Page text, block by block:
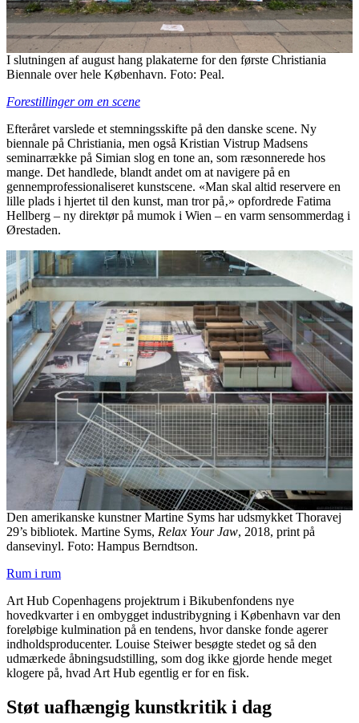
I slutningen af august hang plakaterne for den første Christiania
Biennale over hele København. Foto: Peal.
Forestillinger om en scene
Efteråret varslede et stemningsskifte på den danske scene. Ny
biennale på Christiania, men også Kristian Vistrup Madsens
seminarrække på Simian slog en tone an, som ræsonnerede hos
mange. Det handlede, blandt andet om at navigere på en
gennemprofessionaliseret kunstscene. «Man skal altid reservere en
lille plads i hjertet til den kunst, man tror på‚» opfordrede Fatima
Hellberg – ny direktør på mumok i Wien – en varm sensommerdag i
Ørestaden.
Den amerikanske kunstner Martine Syms har udsmykket Thoravej
29’s bibliotek. Martine Syms, Relax Your Jaw, 2018, print på
dansevinyl. Foto: Hampus Berndtson.
Rum i rum
Art Hub Copenhagens projektrum i Bikubenfondens nye
hovedkvarter i en ombygget industribygning i København var den
foreløbige kulmination på en tendens, hvor danske fonde agerer
indholdsproducenter. Louise Steiwer besøgte stedet og så den
udmærkede åbningsudstilling, som dog ikke gjorde hende meget
klogere på, hvad Art Hub egentlig er for en fisk.
Støt uafhængig kunstkritik i dag